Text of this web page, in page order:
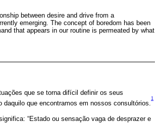
between desire and drive from a
emerging. The concept of boredom has been
that appears in our routine is permeated by what
que se torna difícil definir os seus
que encontramos em nossos consultórios.
1
“Estado ou sensação vaga de desprazer e